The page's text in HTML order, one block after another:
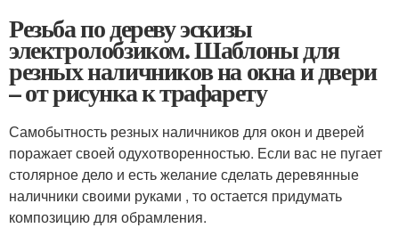
Резьба по дереву эскизы
электролобзиком. Шаблоны для
резных наличников на окна и двери
– от рисунка к трафарету
Самобытность резных наличников для окон и дверей
поражает своей одухотворенностью. Если вас не пугает
столярное дело и есть желание сделать деревянные
наличники своими руками , то остается придумать
композицию для обрамления.